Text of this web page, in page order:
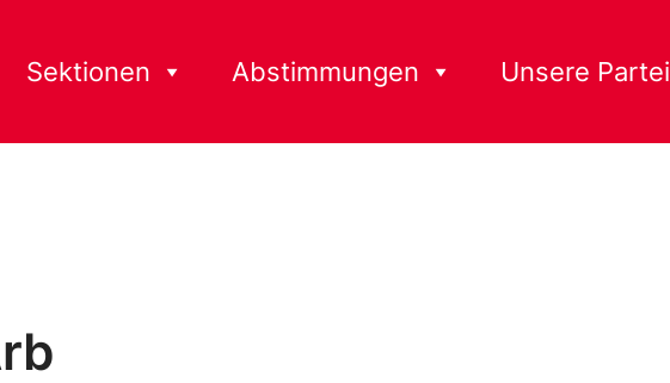
Sektionen Abstimmungen Unsere Partei